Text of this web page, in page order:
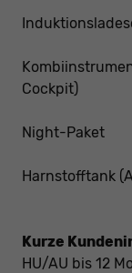
Cockpit)
Night-Paket
Harnstofftank
Kurze
HU/AU bis 12